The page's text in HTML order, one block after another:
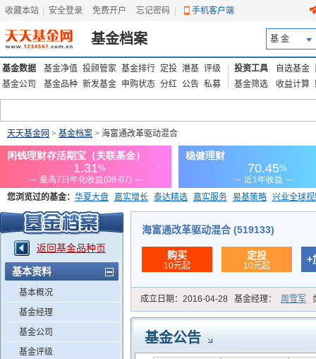
收藏本站 安全登录 免费开户 忘记密码 手机客户端
基金档案 基 金
基金数据 基金净值 投顾管家 基金排行 定投 港基 评级
基金公司
基金品种 新发基金 申购状态 分红 公告 私募
投资工具 自选基金
基金筛选
收益计算
天天基金网 > 基金档案 > 海富通改革驱动混合
您浏览过的基金： 华夏大盘 嘉实增长 泰达精选 嘉实服务 易基策略 兴业全球
添富优势 华安宏利 上证180价值ETF
返回基金品种页
基本资料
基本概况
基金经理
基金公司
基金评级
海富通改革驱动混合 (519133)
购买
10元起
定投
10元起
+
成立日期： 2016-04-28 基金经理： 周雪军
基金公告